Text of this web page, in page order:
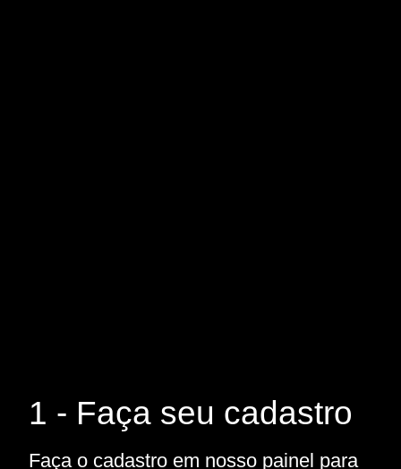
1 - Faça seu cadastro
Faça o cadastro em nosso painel para